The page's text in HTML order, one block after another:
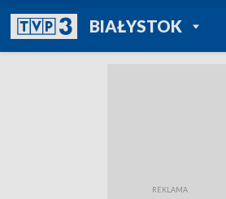
BIAŁYSTOKPOWRÓT DO
TVP REGIONY